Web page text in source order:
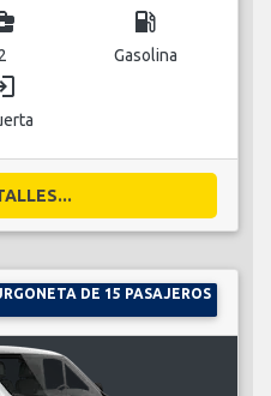
2
local_gas_station
Gasolina
DE 15 PASAJEROS